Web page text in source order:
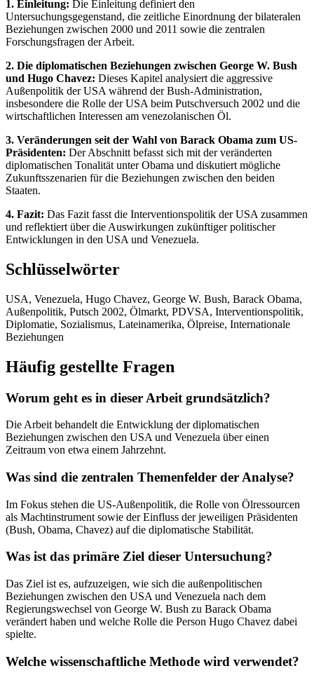
1. Einleitung: Die Einleitung definiert den
Untersuchungsgegenstand, die zeitliche Einordnung der bilateralen
Beziehungen zwischen 2000 und 2011 sowie die zentralen
Forschungsfragen der Arbeit.
2. Die diplomatischen Beziehungen zwischen George W. Bush
und Hugo Chavez: Dieses Kapitel analysiert die aggressive
Außenpolitik der USA während der Bush-Administration,
insbesondere die Rolle der USA beim Putschversuch 2002 und die
wirtschaftlichen Interessen am venezolanischen Öl.
3. Veränderungen seit der Wahl von Barack Obama zum US-
Präsidenten: Der Abschnitt befasst sich mit der veränderten
diplomatischen Tonalität unter Obama und diskutiert mögliche
Zukunftsszenarien für die Beziehungen zwischen den beiden
Staaten.
4. Fazit: Das Fazit fasst die Interventionspolitik der USA zusammen
und reflektiert über die Auswirkungen zukünftiger politischer
Entwicklungen in den USA und Venezuela.
Schlüsselwörter
USA, Venezuela, Hugo Chavez, George W. Bush, Barack Obama,
Außenpolitik, Putsch 2002, Ölmarkt, PDVSA, Interventionspolitik,
Diplomatie, Sozialismus, Lateinamerika, Ölpreise, Internationale
Beziehungen
Häufig gestellte Fragen
Worum geht es in dieser Arbeit grundsätzlich?
Die Arbeit behandelt die Entwicklung der diplomatischen
Beziehungen zwischen den USA und Venezuela über einen
Zeitraum von etwa einem Jahrzehnt.
Was sind die zentralen Themenfelder der Analyse?
Im Fokus stehen die US-Außenpolitik, die Rolle von Ölressourcen
als Machtinstrument sowie der Einfluss der jeweiligen Präsidenten
(Bush, Obama, Chavez) auf die diplomatische Stabilität.
Was ist das primäre Ziel dieser Untersuchung?
Das Ziel ist es, aufzuzeigen, wie sich die außenpolitischen
Beziehungen zwischen den USA und Venezuela nach dem
Regierungswechsel von George W. Bush zu Barack Obama
verändert haben und welche Rolle die Person Hugo Chavez dabei
spielte.
Welche wissenschaftliche Methode wird verwendet?